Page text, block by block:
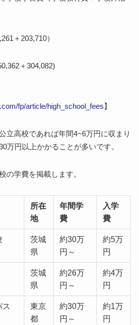
＋203,710）
＋304,082)
fp/article/high_school_fees 】
立高校であれば年間4~6万円に収まり
万円以上かかることが多いです。
の学費を掲載します。
所在
地
年間学
費
入学
費
茨城
県
約30万
円～
約5万
円
茨城
県
約26万
円～
約4万
円
ス
東京
都
約30万
円～
約1万
円